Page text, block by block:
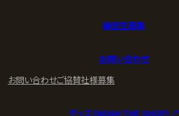
練習生募集
お問い合わせ
お問い合わせご協賛社様募集
グッズ (NOAH THE SHOP) ↗︎